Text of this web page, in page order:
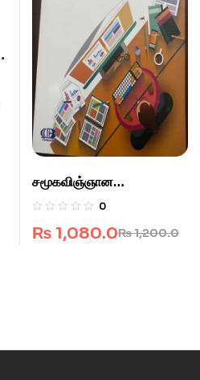
சமூகவிஞ்ஞான
ஆய்வுகளுக்கான புள்ளிவிபர
தரவுப் பகுப்பாய்வு.
0
₨1,200.0
₨ 1,080.0